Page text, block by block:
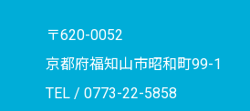
〒620-0052
京都府福知山市昭和町99-1
TEL / 0773-22-5858